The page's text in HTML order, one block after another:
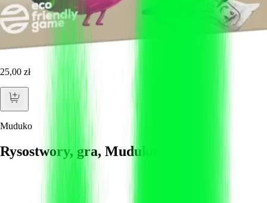
25,00 zł
Muduko
Rysostwory, gra, Muduko